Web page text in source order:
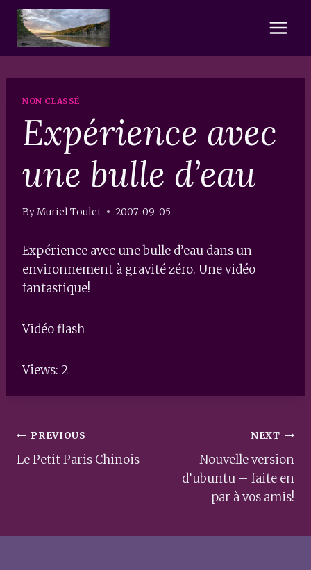
Skip
content
NON CLASSÉ
Expérience avec
une bulle d’eau
ByMuriel Toulet 2007-09-05
Expérience avec une bulle d’eau dans un
environnement à gravité zéro. Une vidéo
fantastique!
Vidéo flash
Views: 2
Post
navigation
PREVIOUS
Le Petit Paris Chinois
NEXT
Nouvelle version
d’ubuntu – faite en
par à vos amis!